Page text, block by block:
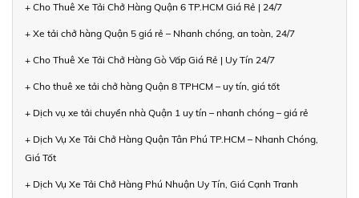
+ Cho Thuê Xe Tải Chở Hàng Quận 6 TP.HCM Giá Rẻ | 24/7
+ Xe tải chở hàng Quận 5 giá rẻ – Nhanh chóng, an toàn, 24/7
+ Cho Thuê Xe Tải Chở Hàng Gò Vấp Giá Rẻ | Uy Tín 24/7
+ Cho thuê xe tải chở hàng Quận 8 TPHCM – uy tín, giá tốt
+ Dịch vụ xe tải chuyển nhà Quận 1 uy tín – nhanh chóng – giá rẻ
+ Dịch Vụ Xe Tải Chở Hàng Quận Tân Phú TP.HCM – Nhanh Chóng,
Giá Tốt
+ Dịch Vụ Xe Tải Chở Hàng Phú Nhuận Uy Tín, Giá Cạnh Tranh